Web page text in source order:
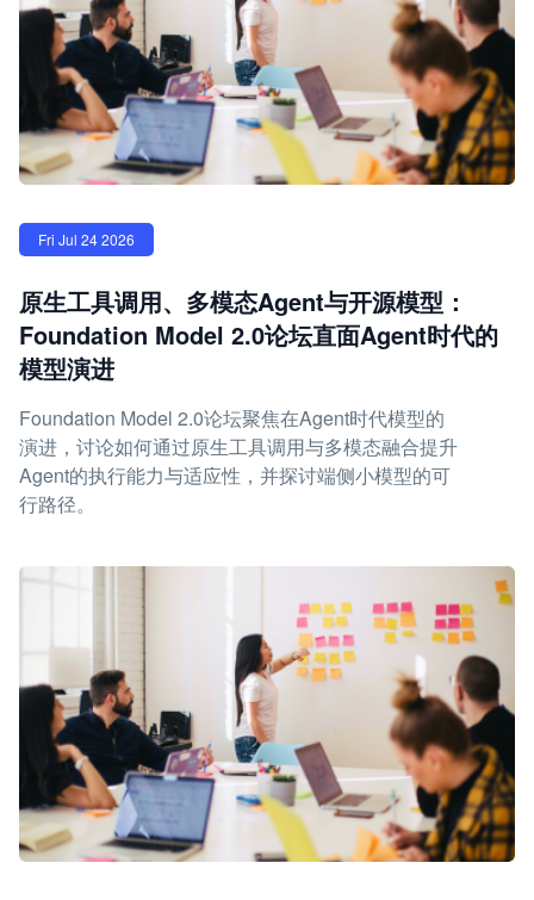
Fri Jul 24 2026
原生工具调用、多模态Agent与开源模型：
Foundation Model 2.0论坛直面Agent时代的
模型演进
Foundation Model 2.0论坛聚焦在Agent时代模型的
演进，讨论如何通过原生工具调用与多模态融合提升
Agent的执行能力与适应性，并探讨端侧小模型的可
行路径。